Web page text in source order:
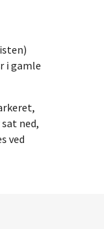
i gamle
ned,
ved